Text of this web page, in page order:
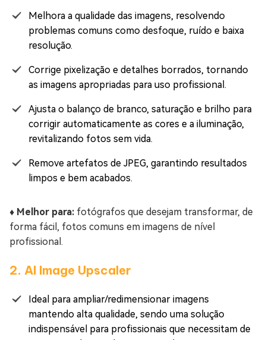
Melhora a qualidade das imagens, resolvendo
problemas comuns como desfoque, ruído e baixa
resolução.
Corrige pixelização e detalhes borrados, tornando
as imagens apropriadas para uso profissional.
Ajusta o balanço de branco, saturação e brilho para
corrigir automaticamente as cores e a iluminação,
revitalizando fotos sem vida.
Remove artefatos de JPEG, garantindo resultados
limpos e bem acabados.
♦️ Melhor para: fotógrafos que desejam transformar, de
forma fácil, fotos comuns em imagens de nível
profissional.
2. AI Image Upscaler
Ideal para ampliar/redimensionar imagens
mantendo alta qualidade, sendo uma solução
indispensável para profissionais que necessitam de